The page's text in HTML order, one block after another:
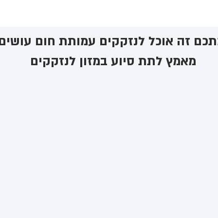
זה אוכל לנזקקים ​עמותת חום
מאמץ לתת סיוע במזון לנזקקים